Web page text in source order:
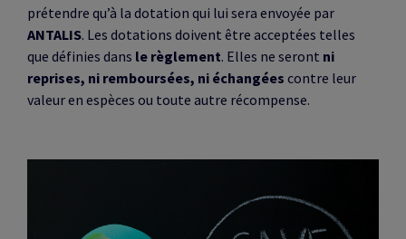
prétendre qu’à la dotation qui lui sera envoyée par
ANTALIS. Les dotations doivent être acceptées telles
que définies dans le règlement. Elles ne seront ni
reprises, ni remboursées, ni échangées contre leur
valeur en espèces ou toute autre récompense.